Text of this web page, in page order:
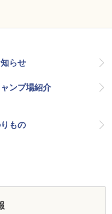
らせ
ンプ場紹介
もの